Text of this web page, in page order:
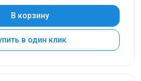
В корзину
Купить в один клик